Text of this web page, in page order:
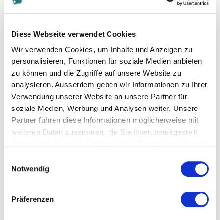
Diese Webseite verwendet Cookies
Wir verwenden Cookies, um Inhalte und Anzeigen zu
personalisieren, Funktionen für soziale Medien anbieten
zu können und die Zugriffe auf unsere Website zu
analysieren. Ausserdem geben wir Informationen zu Ihrer
Verwendung unserer Website an unsere Partner für
soziale Medien, Werbung und Analysen weiter. Unsere
Partner führen diese Informationen möglicherweise mit
weiteren Daten zusammen, die Sie ihnen bereitgestellt
Notwendig
Präferenzen
zu bleiben, ist es notwendig, dass Unternehmen sich
Damit dies geschieht, bedarf konsistenter und
transparenter Massnahmen um so Unternehmen
langfristig erfolgreich und leistungsfähig zu machen.
Diese Seite teilen